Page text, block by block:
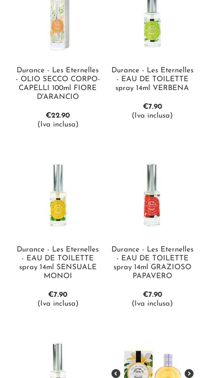
Durance - Les Eternelles
- OLIO SECCO CORPO-
CAPELLI 100ml FIORE
D'ARANCIO
€22.90
(Iva inclusa)
Durance - Les Eternelles
- EAU DE TOILETTE
spray 14ml VERBENA
€7.90
(Iva inclusa)
Durance - Les Eternelles
- EAU DE TOILETTE
spray 14ml SENSUALE
MONOI
€7.90
(Iva inclusa)
Durance - Les Eternelles
- EAU DE TOILETTE
spray 14ml GRAZIOSO
PAPAVERO
€7.90
(Iva inclusa)